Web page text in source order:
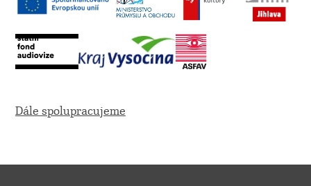
Dále spolupracujeme